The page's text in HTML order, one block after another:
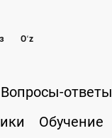
Oʻz
Вопросы-ответы
Обучение